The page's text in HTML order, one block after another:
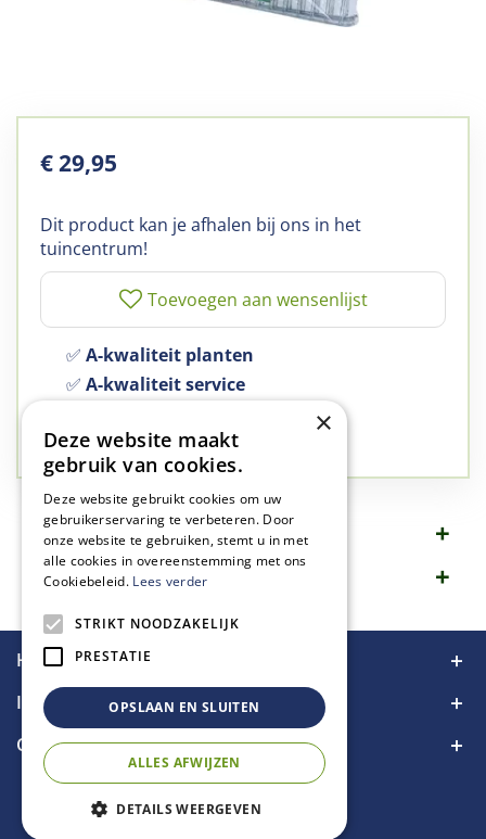
€29,95
Dit product kan je afhalen bij ons in het
tuincentrum!
✅ A-kwaliteit planten
✅ A-kwaliteit service
✅Groen, dat is wat we doen
Omschrijving
Specificaties
Handige links
Informatie
Contact
×
Deze website maakt
gebruik van cookies.
Deze website gebruikt cookies om uw
gebruikerservaring te verbeteren. Door
onze website te gebruiken, stemt u in met
alle cookies in overeenstemming met ons
Cookiebeleid. Lees verder
STRIKT NOODZAKELIJK
PRESTATIE
OPSLAAN EN SLUITEN
ALLES AFWIJZEN
DETAILS WEERGEVEN